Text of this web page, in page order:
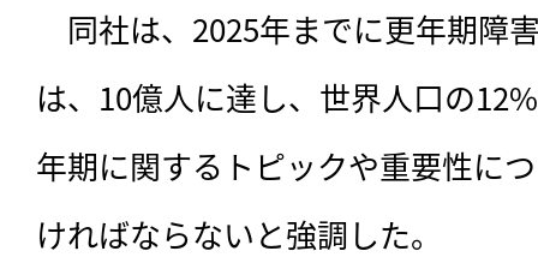
同社は、2025年までに更年期障
は、10億人に達し、世界人口の
年期に関するトピックや重要性に
ければならないと強調した。